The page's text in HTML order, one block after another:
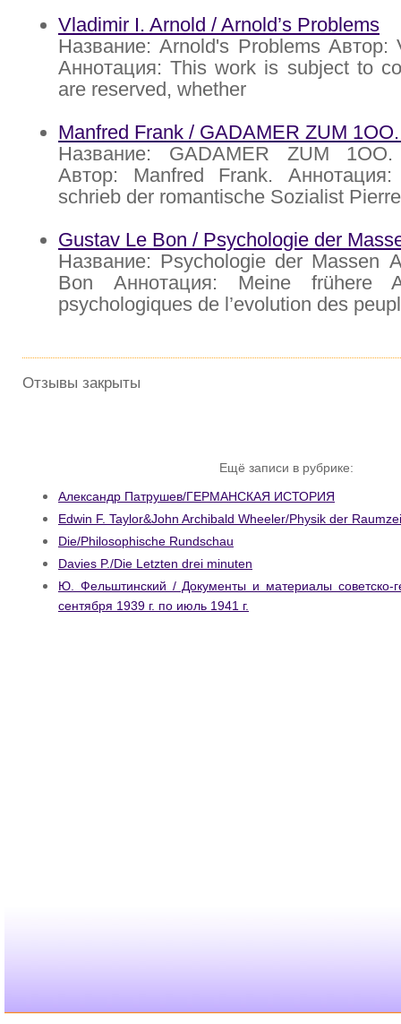
Vladimir I. Arnold / Arnold’s Problems
Название: Arnold's Problems Автор:
Аннотация: This work is subject to
are reserved, whether
Manfred Frank / GADAMER ZUM
Название: GADAMER ZUM 1OO.
Автор: Manfred Frank.
schrieb der romantische Sozialist Pierre
Gustav Le Bon / Psychologie der
Название: Psychologie der Massen
Bon Аннотация: Meine frühere
psychologiques de l’evolution des
Отзывы закрыты
Ещё записи в рубрике:
Александр Патрушев/ГЕРМАНСКАЯ ИСТОРИЯ
Edwin F. Taylor&John Archibald Wheeler/Physik der
Die/Philosophische Rundschau
Davies P./Die Letzten drei minuten
Ю. Фельштинский / Документы и материалы советско-
сентября 1939 г. по июль 1941 г.